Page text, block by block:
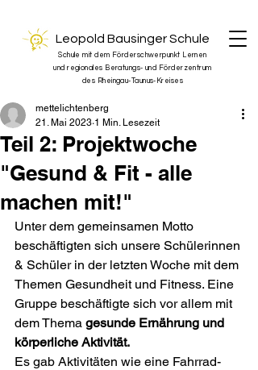
Leopold Bausinger Schule
Schule mit dem Förderschwerpunkt Lernen
und regionales Beratungs- und Förderzentrum
des Rheingau-Taunus-Kreises
Teil 2: Projektwoche
"Gesund & Fit - alle
machen mit!"
mettelichtenberg
21. Mai 2023 1 Min. Lesezeit
Unter dem gemeinsamen Motto
beschäftigten sich unsere Schülerinnen
& Schüler in der letzten Woche mit dem
Themen Gesundheit und Fitness. Eine
Gruppe beschäftigte sich vor allem mit
dem Thema gesunde Ernährung und
körperliche Aktivität.
Es gab Aktivitäten wie eine Fahrrad-